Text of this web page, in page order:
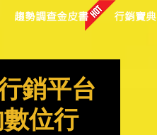
趨勢調查金皮書 行銷寶典
銷平台
位行